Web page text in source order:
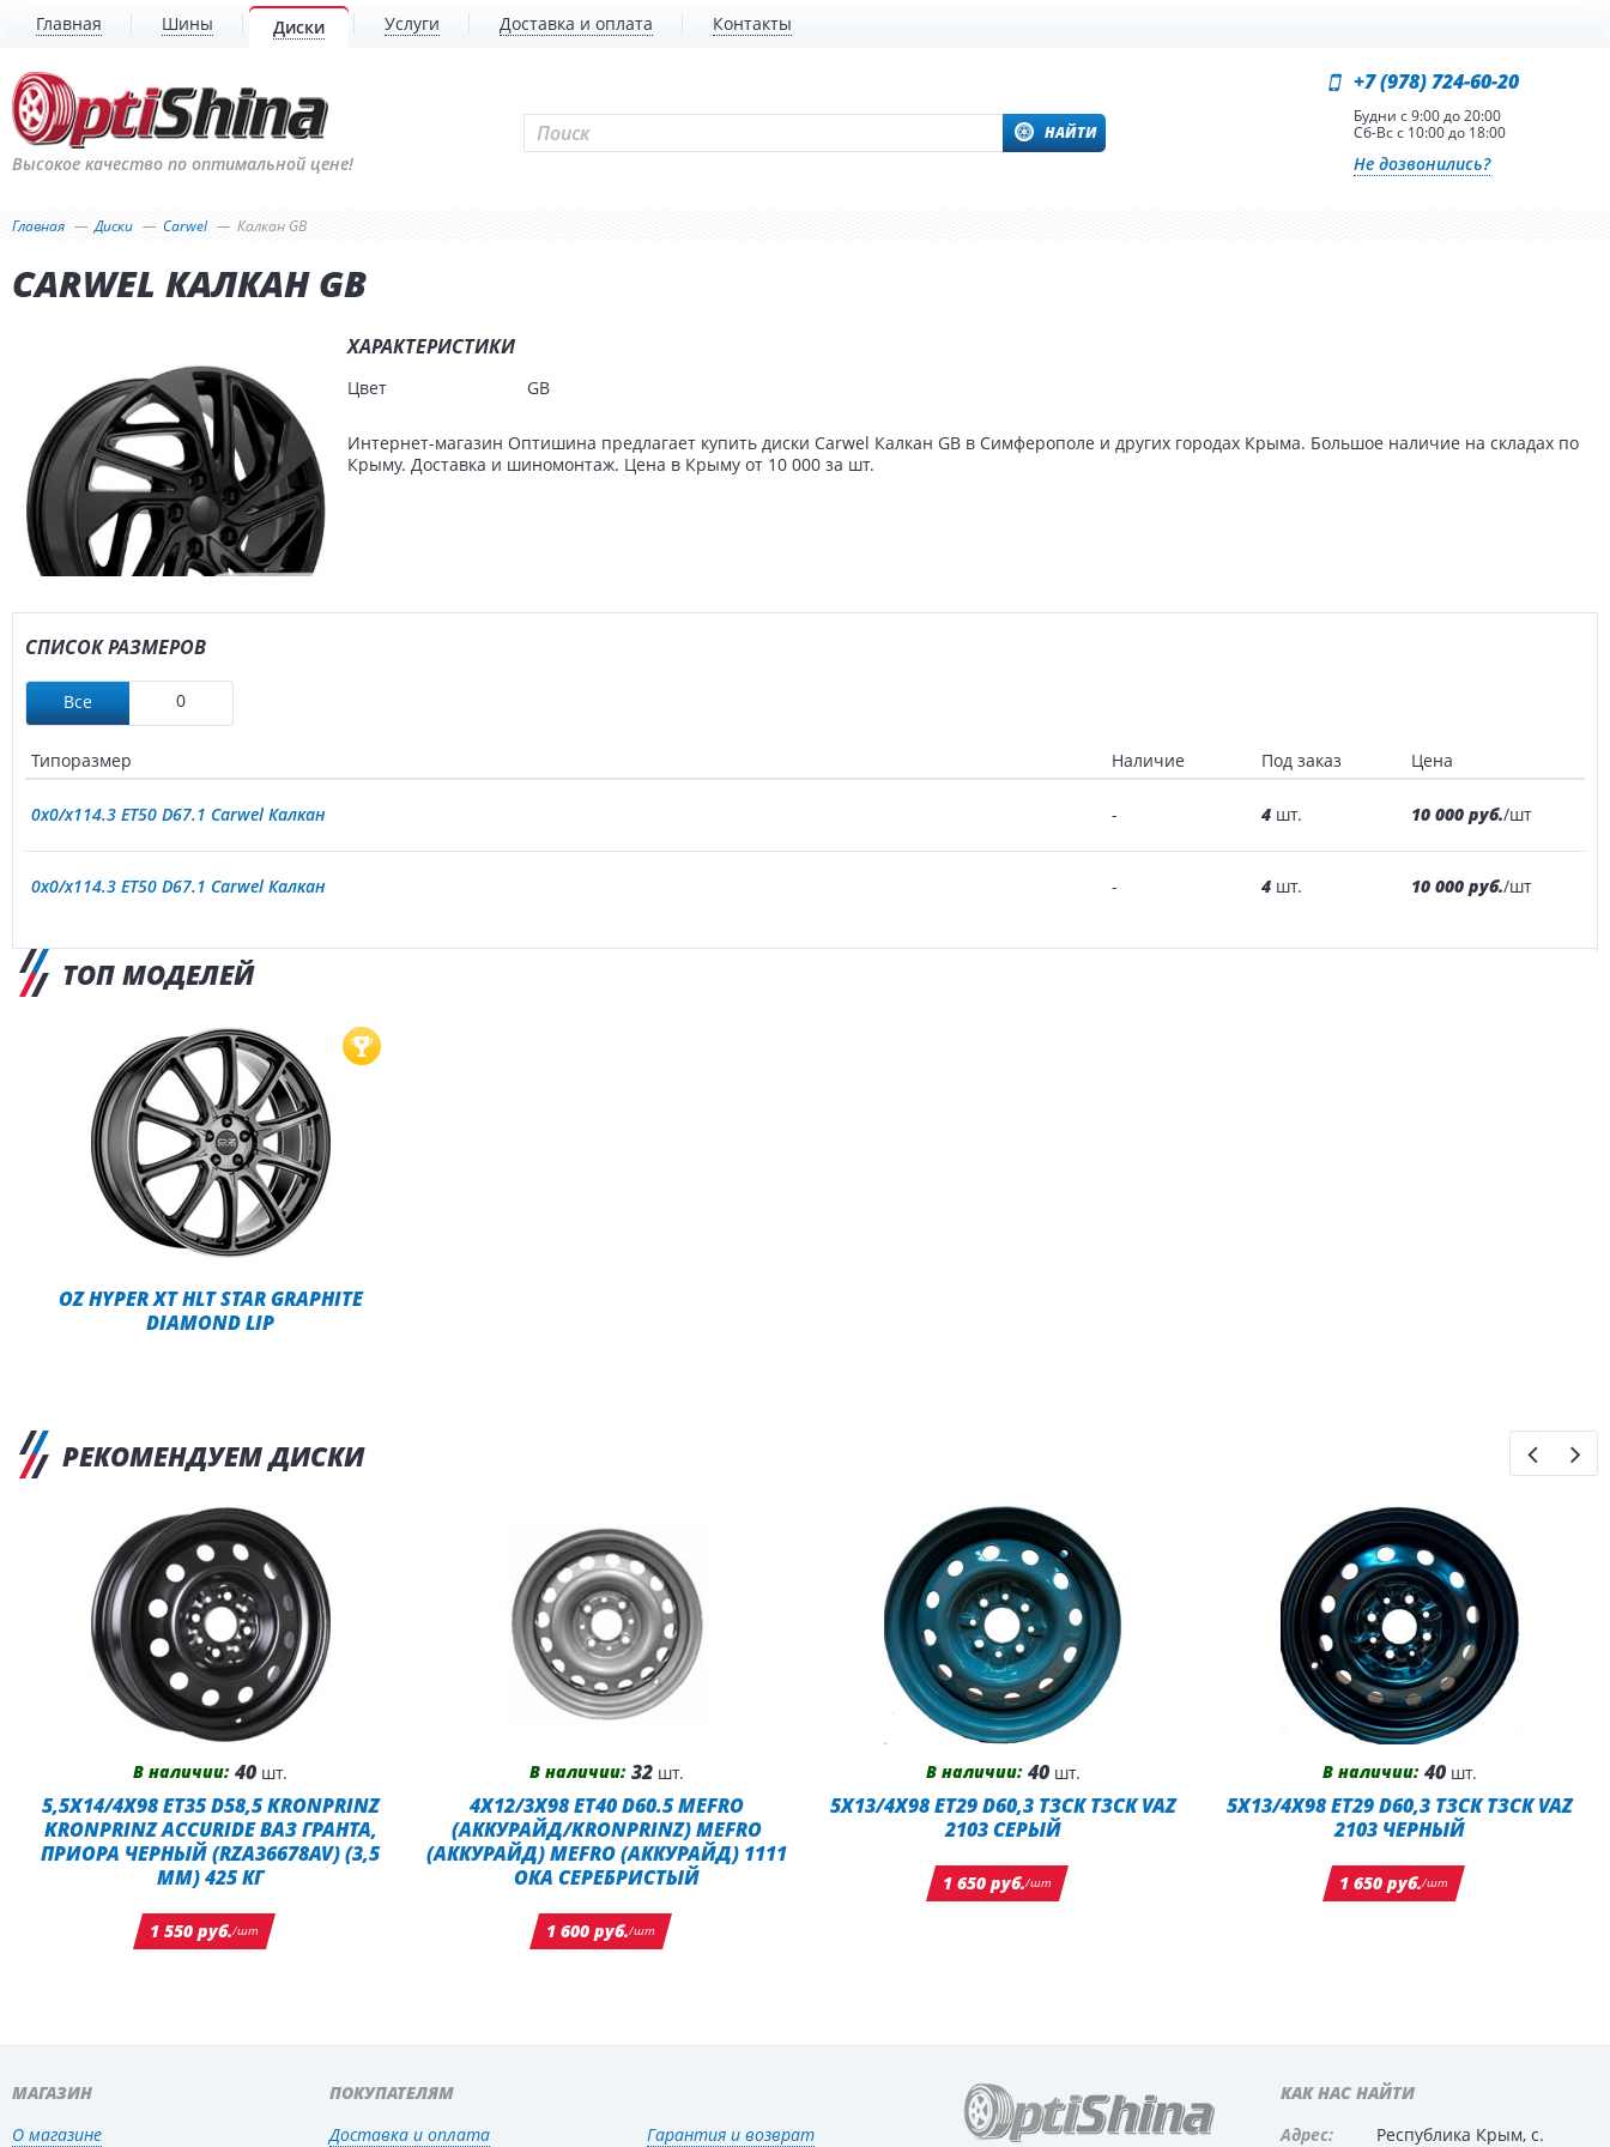
Главная Шины Диски Услуги Доставка и оплата Контакты
Высокое качество по оптимальной цене!
НАЙТИ
+7 (978) 724-60-20
Будни с 9:00 до 20:00
Сб-Вс с 10:00 до 18:00
Не дозвонились?
Главная Диски Carwel Калкан GB
CARWEL КАЛКАН GB
ХАРАКТЕРИСТИКИ
Цвет GB
Интернет-магазин Оптишина предлагает купить диски Carwel Калкан GB в Симферополе и других городах Крыма. Большое наличие на складах по
Крыму. Доставка и шиномонтаж. Цена в Крыму от 10 000 за шт.
СПИСОК РАЗМЕРОВ
Все 0
Типоразмер Наличие Под заказ Цена
0x0/x114.3 ET50 D67.1 Carwel Калкан - 4 шт. 10 000 руб./шт
0x0/x114.3 ET50 D67.1 Carwel Калкан - 4 шт. 10 000 руб./шт
ТОП МОДЕЛЕЙ
OZ HYPER XT HLT STAR GRAPHITE
DIAMOND LIP
РЕКОМЕНДУЕМ ДИСКИ
В наличии: 40 шт.
5,5X14/4X98 ET35 D58,5 KRONPRINZ
KRONPRINZ ACCURIDE ВАЗ ГРАНТА,
ПРИОРА ЧЕРНЫЙ (RZA36678AV) (3,5
ММ) 425 КГ
1 550 руб./шт
В наличии: 32 шт.
4X12/3X98 ET40 D60.5 MEFRO
(АККУРАЙД/KRONPRINZ) MEFRO
(АККУРАЙД) MEFRO (АККУРАЙД) 1111
ОКА СЕРЕБРИСТЫЙ
1 600 руб./шт
В наличии: 40 шт.
5X13/4X98 ET29 D60,3 ТЗСК ТЗСК VAZ
2103 СЕРЫЙ
1 650 руб./шт
В наличии: 40 шт.
5X13/4X98 ET29 D60,3 ТЗСК ТЗСК VAZ
2103 ЧЕРНЫЙ
1 650 руб./шт
МАГАЗИН
О магазине
ПОКУПАТЕЛЯМ
Доставка и оплата Гарантия и возврат
КАК НАС НАЙТИ
Адрес:
Республика Крым, с.